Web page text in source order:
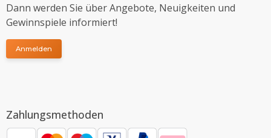
Dann werden Sie über Angebote, Neuigkeiten und
Gewinnspiele informiert!
Anmelden
Zahlungsmethoden